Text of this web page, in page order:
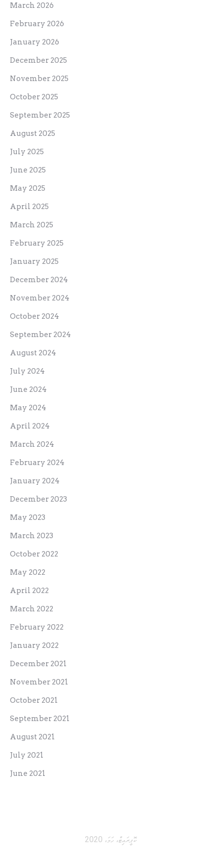
March 2026
February 2026
January 2026
December 2025
November 2025
October 2025
September 2025
August 2025
July 2025
June 2025
May 2025
April 2025
March 2025
February 2025
January 2025
December 2024
November 2024
October 2024
September 2024
August 2024
July 2024
June 2024
May 2024
April 2024
March 2024
February 2024
January 2024
December 2023
May 2023
March 2023
October 2022
May 2022
April 2022
March 2022
February 2022
January 2022
December 2021
November 2021
October 2021
September 2021
August 2021
July 2021
June 2021
ކޮޕީރައިޓް، ހަމަ، 2020